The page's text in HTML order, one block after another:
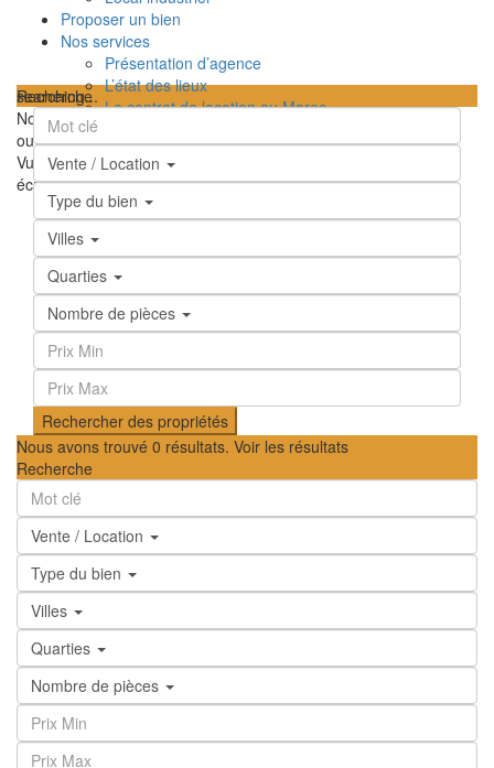
Proposer un bien
Nos services
Présentation d’agence
L’état des lieux
Le contrat de location au Maroc
Les frais de notaire au Maroc
Contactez-nous
searching...
Nous n'avons trouvé aucun résultat
ouvrir la carte
Vue
Feuille de route Satellite
écran Prev Prochain
Recherche
Vente / Location
Type du bien
Villes
Quarties
Nombre de pièces
Nous avons trouvé 0 résultats. Voir les résultats
Recherche
Vente / Location
Type du bien
Villes
Quarties
Nombre de pièces